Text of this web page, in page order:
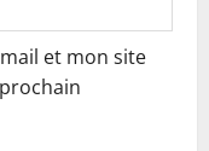
et mon site